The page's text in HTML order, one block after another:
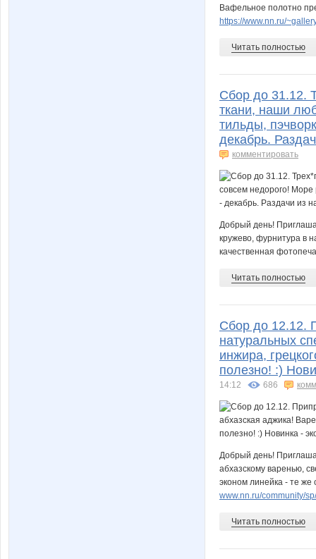
Вафельное полотно
https://www.nn.ru/
Читать полностью
Сбор до 31.12.
ткани, наши
тильды,
декабрь.
комментировать
Добрый день!
кружево, фурнитура в
качественная
Читать полностью
Сбор до 12.12.
натуральных
инжира,
полезно! :)
14:12 686
Добрый день!
абхазскому варенью,
эконом линейка - те же
www.nn.ru/community/
Читать полностью